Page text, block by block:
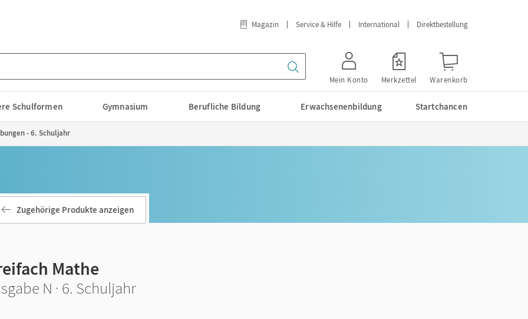
Magazin Service & Hilfe International Direktbestellung
Mein Konto Merkzettel Warenkorb
Schulformen Gymnasium Berufliche Bildung Erwachsenenbildung Startchancen
- 6. Schuljahr
Zugehörige Produkte anzeigen
Mathe
N · 6. Schuljahr